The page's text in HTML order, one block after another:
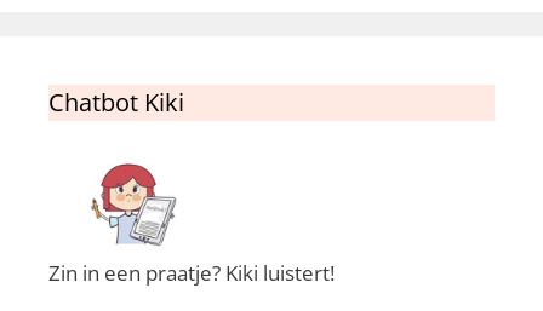
Chatbot Kiki
Zin in een praatje? Kiki luistert!